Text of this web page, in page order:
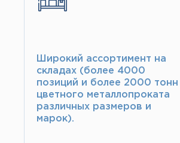
Широкий ассортимент на
складах (более 4000
позиций и более 2000 тонн​
цветного металлопроката
различных размеров и
марок).